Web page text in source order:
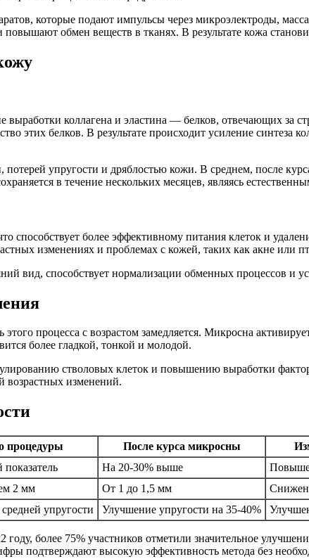
которые подают импульсы через микроэлектроды,
обмен веществ в тканях. В результате кожа
коллагена и эластина — белков, отвечающих за
этих белков. В результате происходит усиление синтеза
упругости и дряблостью кожи. В среднем, после
в течение нескольких месяцев, являясь
способствует более эффективному питания клеток и
изменениях и проблемах с кожей, таких как акне или
вид, способствует нормализации обменных процессов и
процесса с возрастом замедляется. Микросна
более гладкой, тонкой и молодой.
стволовых клеток и повышению выработки
возрастных изменений.
процедуры После курса микросны
На 20-30% выше
2 мм От 1 до 1,5 мм
упругости Улучшение упругости на 35-40%
более 75% участников отметили значительное
подтверждают высокую эффективность метода без